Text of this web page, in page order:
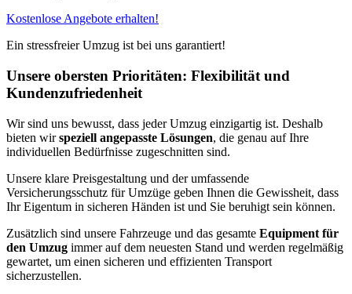
Kostenlose Angebote erhalten!
Ein stressfreier Umzug ist bei uns garantiert!
Unsere obersten Prioritäten: Flexibilität und
Kundenzufriedenheit
Wir sind uns bewusst, dass jeder Umzug einzigartig ist. Deshalb
bieten wirspeziell angepasste Lösungen, die genau auf Ihre
individuellen Bedürfnisse zugeschnitten sind.
Unsere klare Preisgestaltung und der umfassende
Versicherungsschutz für Umzüge geben Ihnen die Gewissheit, dass
Ihr Eigentum in sicheren Händen ist und Sie beruhigt sein können.
Zusätzlich sind unsere Fahrzeuge und das gesamte Equipment für
den Umzug immer auf dem neuesten Stand und werden regelmäßig
gewartet, um einen sicheren und effizienten Transport
sicherzustellen.